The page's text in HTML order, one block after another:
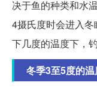
决于鱼的种类和水
4摄氏度时会进入
下几度的温度下，
冬季3至5度的